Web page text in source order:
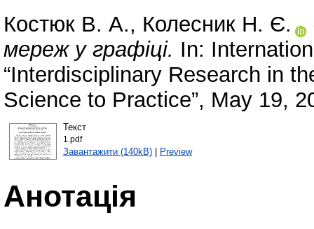
Костюк В. А., Колесник Н. Є.
мереж у графіці. In:
“Interdisciplinary Research in
Science to Practice”, May 19,
Текст
1.pdf
Завантажити (140kB)| Preview
Анотація